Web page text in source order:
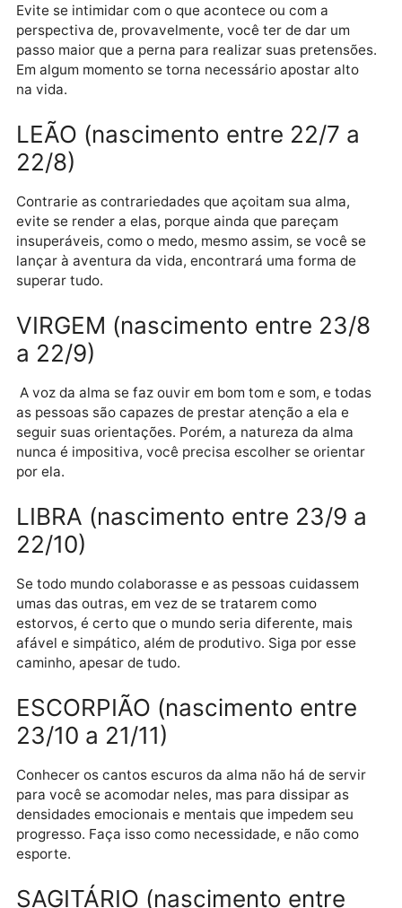
Há coisas que precisam ser ditas, porque se
continuarem em segredo perturbariam o bom
andamento de tudo. Porém, são coisas que precisam
ser ditas na hora certa, para evitar que sejam tiros
saindo pela culatra.
CÂNCER (nascimento entre
a 21/7)
Evite se intimidar com o que acontece ou com a
perspectiva de, provavelmente, você ter de dar um
passo maior que a perna para realizar suas
Em algum momento se torna necessário apostar alto
LEÃO (nascimento entre 22/7 a
22/8)
Contrarie as contrariedades que açoitam sua alma,
evite se render a elas, porque ainda que pareçam
insuperáveis, como o medo, mesmo assim, se você
superar tudo.
VIRGEM (nascimento entre
a 22/9)
A voz da alma se faz ouvir em bom tom e som, e
as pessoas são capazes de prestar atenção a ela e
seguir suas orientações. Porém, a natureza da alma
nunca é impositiva, você precisa escolher se
por ela.
LIBRA (nascimento entre 23/9
22/10)
Se todo mundo colaborasse e as pessoas cuidassem
umas das outras, em vez de se tratarem como
estorvos, é certo que o mundo seria diferente, mais